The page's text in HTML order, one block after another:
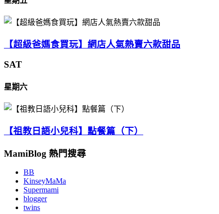
【超級爸媽食買玩】網店人氣熱賣六款甜品
SAT
星期六
【祖教日語小兒科】點餐篇（下）
MamiBlog 熱門搜尋
BB
KinseyMaMa
Supermami
blogger
twins